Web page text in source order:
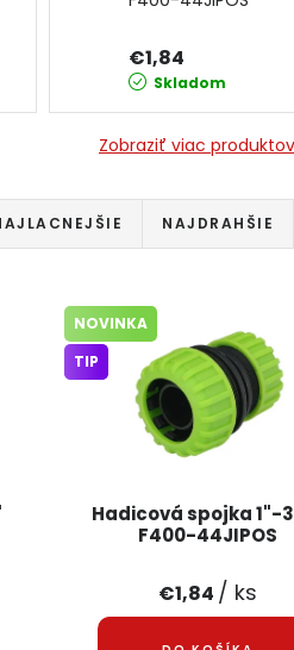
€1,84
Skladom
Zobraziť viac produktov
NAJDRAHŠIE
Hadicová spojka 1"-
F400-44JIPOS
NOVINKA
TIP
€1,84 / ks